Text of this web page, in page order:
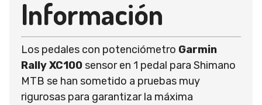
Información
Los pedales con potenciómetro Garmin
Rally XC100sensor en 1 pedal para Shimano
MTB se han sometido a pruebas muy
rigurosas para garantizar la máxima